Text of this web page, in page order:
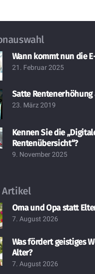
Wann kommt nun die
21. Februar 2025
Satte Rentenerhöhung
23. März 2019
Kennen Sie die
Rentenübersicht“?
9. November 2025
Artikel
Oma und Opa statt
7. August 2026
Was fördert geistiges
Alter?
7. August 2026